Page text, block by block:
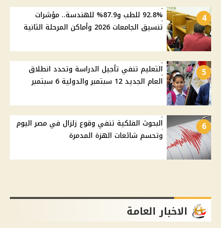
4
92.8% للطب و87.9% للهندسة.. مؤشرات
تنسيق الجامعات 2026 وأماكن المرحلة الثانية
5
التعليم تنفي تأجيل الدراسة وتحدد انطلاق
العام الجديد 12 سبتمبر والدولية 6 سبتمبر
6
البحوث الفلكية تنفي وقوع زلزال في مصر اليوم
وتحسم شائعات الهزة المدمرة
الاخبار العامة